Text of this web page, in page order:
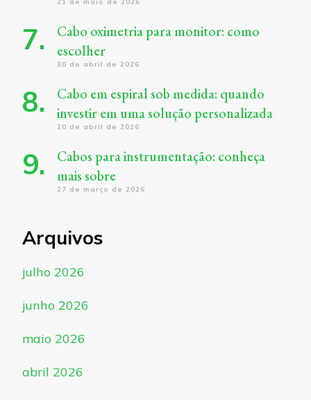
Cabo oximetria para monitor: como
escolher
30 de abril de 2026
Cabo em espiral sob medida: quando
investir em uma solução personalizada
20 de abril de 2026
Cabos para instrumentação: conheça
mais sobre
27 de março de 2026
Arquivos
julho 2026
junho 2026
maio 2026
abril 2026